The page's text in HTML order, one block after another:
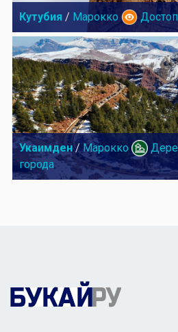
Кутубия / Марокко
Укаимден/ Марокко
города